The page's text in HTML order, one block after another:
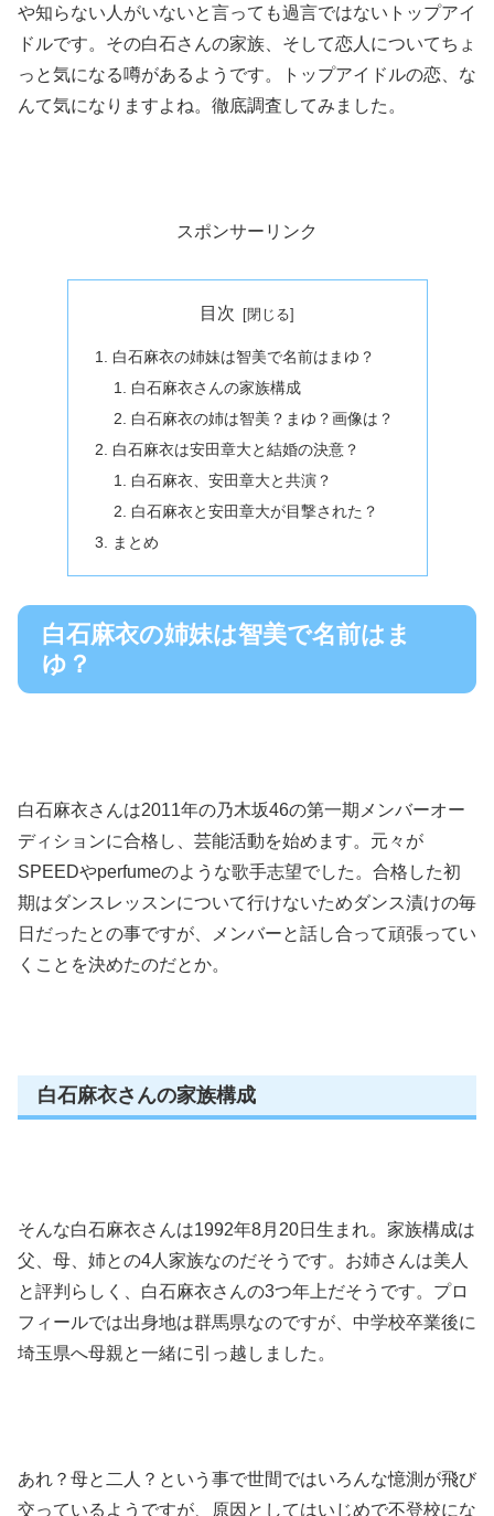
や知らない人がいないと言っても過言ではないトップアイ
ドルです。その白石さんの家族、そして恋人についてちょ
っと気になる噂があるようです。トップアイドルの恋、な
んて気になりますよね。徹底調査してみました。
スポンサーリンク
目次
白石麻衣の姉妹は智美で名前はまゆ？
白石麻衣さんの家族構成
白石麻衣の姉は智美？まゆ？画像は？
白石麻衣は安田章大と結婚の決意？
白石麻衣、安田章大と共演？
白石麻衣と安田章大が目撃された？
まとめ
白石麻衣の姉妹は智美で名前はま
ゆ？
白石麻衣さんは2011年の乃木坂46の第一期メンバーオー
ディションに合格し、芸能活動を始めます。元々が
SPEEDやperfumeのような歌手志望でした。合格した初
期はダンスレッスンについて行けないためダンス漬けの毎
日だったとの事ですが、メンバーと話し合って頑張ってい
くことを決めたのだとか。
白石麻衣さんの家族構成
そんな白石麻衣さんは1992年8月20日生まれ。家族構成は
父、母、姉との4人家族なのだそうです。お姉さんは美人
と評判らしく、白石麻衣さんの3つ年上だそうです。プロ
フィールでは出身地は群馬県なのですが、中学校卒業後に
埼玉県へ母親と一緒に引っ越しました。
あれ？母と二人？という事で世間ではいろんな憶測が飛び
交っているようですが、原因としてはいじめで不登校にな